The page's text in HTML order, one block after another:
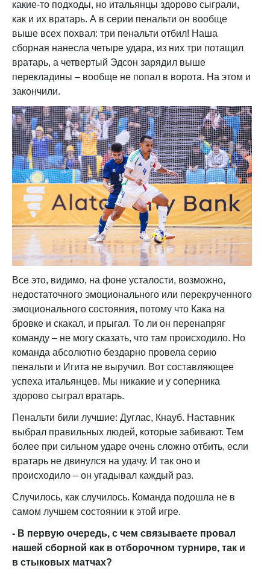
какие-то подходы, но итальянцы здорово сыграли,
как и их вратарь. А в серии пенальти он вообще
выше всех похвал: три пенальти отбил! Наша
сборная нанесла четыре удара, из них три потащил
вратарь, а четвертый Эдсон зарядил выше
перекладины – вообще не попал в ворота. На этом и
закончили.
Все это, видимо, на фоне усталости, возможно,
недостаточного эмоционального или перекрученного
эмоционального состояния, потому что Кака на
бровке и скакал, и прыгал. То ли он перенапряг
команду – не могу сказать, что там происходило. Но
команда абсолютно бездарно провела серию
пенальти и Игита не выручил. Вот составляющее
успеха итальянцев. Мы никакие и у соперника
здорово сыграл вратарь.
Пенальти били лучшие: Дуглас, Кнауб. Наставник
выбрал правильных людей, которые забивают. Тем
более при сильном ударе очень сложно отбить, если
вратарь не двинулся на удачу. И так оно и
происходило – он угадывал каждый раз.
Случилось, как случилось. Команда подошла не в
самом лучшем состоянии к этой игре.
- В первую очередь, с чем связываете провал
нашей сборной как в отборочном турнире, так и
в стыковых матчах?